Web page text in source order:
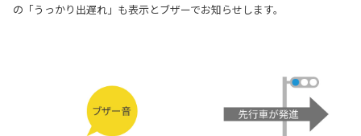
の「うっかり出遅れ」も表示とブザーでお知らせします。